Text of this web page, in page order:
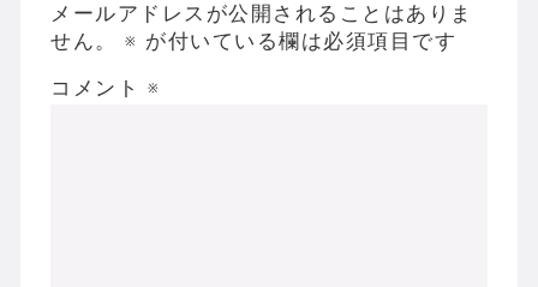
メールアドレスが公開されることはありま
せん。
※ が付いている欄は必須項目です
コメント ※